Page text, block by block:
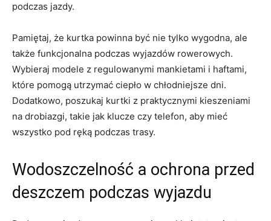
podczas jazdy.
Pamiętaj, ‍że kurtka powinna być nie tylko wygodna, ale
także funkcjonalna podczas wyjazdów rowerowych.
Wybieraj modele z regulowanymi mankietami i haftami,
które pomogą utrzymać ciepło w chłodniejsze ‍dni.
Dodatkowo,​ poszukaj kurtki z praktycznymi kieszeniami
na drobiazgi, ‍takie jak klucze czy ⁤telefon, aby⁣ mieć
wszystko pod ręką podczas trasy.
Wodoszczelność a ochrona przed‌
deszczem podczas wyjazdu